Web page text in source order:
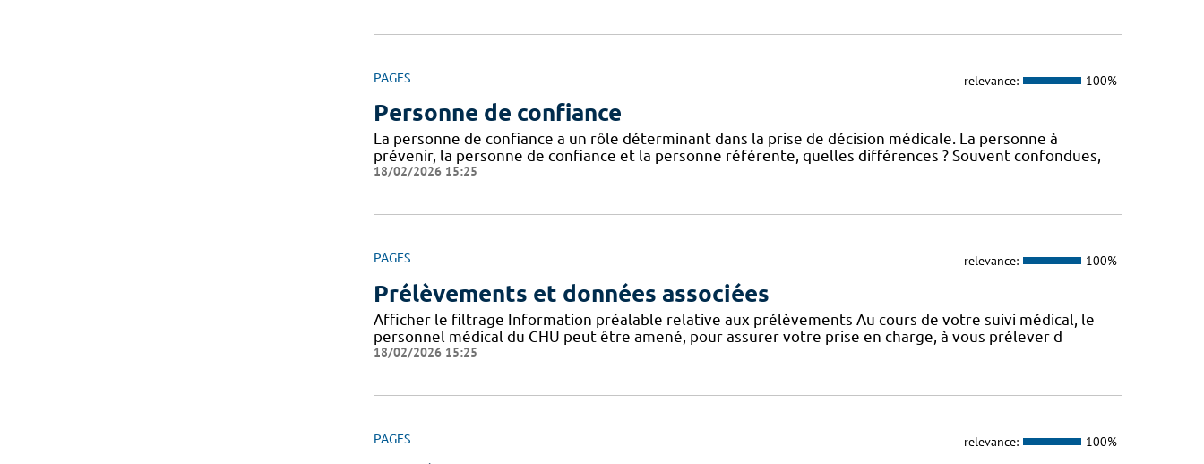
PAGES relevance: 100%
Personne de confiance
La personne de confiance a un rôle déterminant dans la prise de décision médicale. La personne à
prévenir, la personne de confiance et la personne référente, quelles différences ? Souvent confondues,
18/02/2026 15:25
PAGES relevance: 100%
Prélèvements et données associées
Afficher le filtrage Information préalable relative aux prélèvements Au cours de votre suivi médical, le
personnel médical du CHU peut être amené, pour assurer votre prise en charge, à vous prélever d
18/02/2026 15:25
PAGES relevance: 100%